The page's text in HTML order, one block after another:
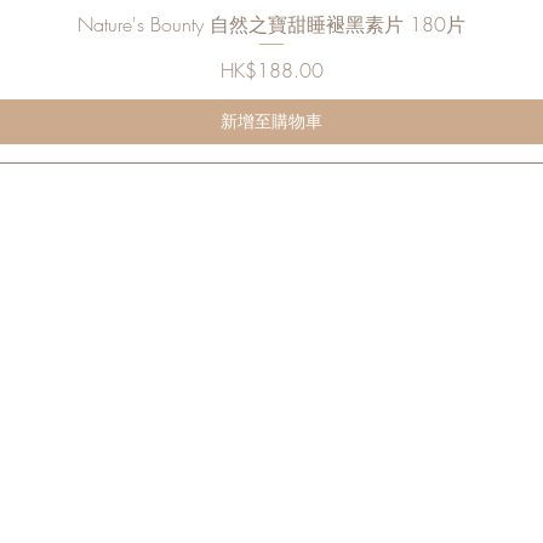
快速瀏覽
Nature's Bounty 自然之寶甜睡褪黑素片 180片
價格
HK$188.00
新增至購物車